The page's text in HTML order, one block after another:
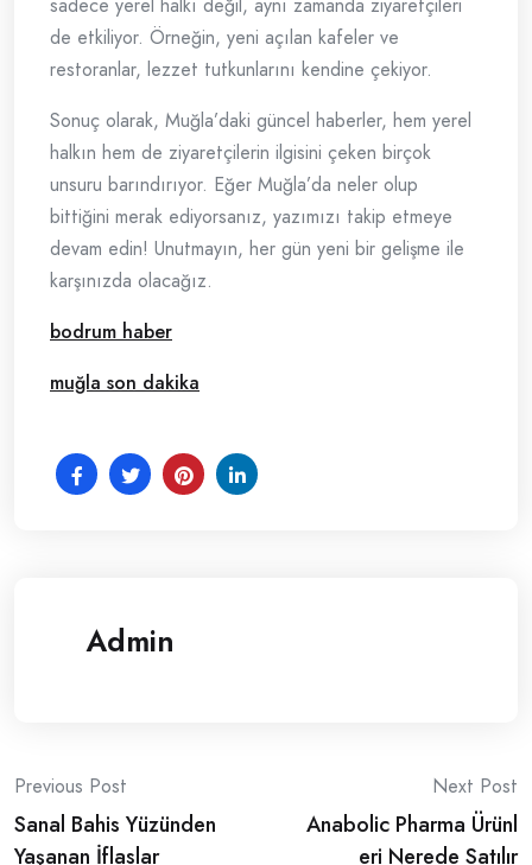
sadece yerel halkı değil, aynı zamanda ziyaretçileri
de etkiliyor. Örneğin, yeni açılan kafeler ve
restoranlar, lezzet tutkunlarını kendine çekiyor.
Sonuç olarak, Muğla’daki güncel haberler, hem yerel
halkın hem de ziyaretçilerin ilgisini çeken birçok
unsuru barındırıyor. Eğer Muğla’da neler olup
bittiğini merak ediyorsanız, yazımızı takip etmeye
devam edin! Unutmayın, her gün yeni bir gelişme ile
karşınızda olacağız.
bodrum haber
muğla son dakika
Admin
Post
navigation
Previous Post
Sanal Bahis Yüzünden
Yaşanan İflaslar
Next Post
Anabolic Pharma Ürünl
eri Nerede Satılır